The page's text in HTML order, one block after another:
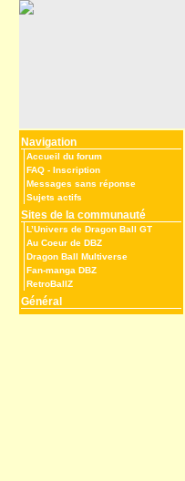
Navigation
Accueil du forum
FAQ - Inscription
Messages sans réponse
Sujets actifs
Sites de la communauté
L’Univers de Dragon Ball GT
Au Coeur de DBZ
Dragon Ball Multiverse
Fan-manga DBZ
RetroBallZ
Général